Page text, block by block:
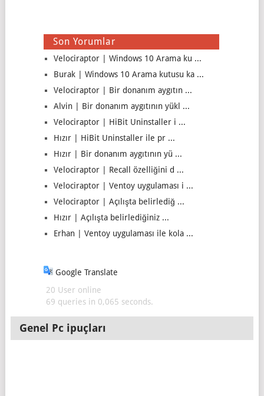
Son Yorumlar
Velociraptor | Windows 10 Arama ku ...
Burak | Windows 10 Arama kutusu ka ...
Velociraptor | Bir donanım aygıtın ...
Alvin | Bir donanım aygıtının yükl ...
Velociraptor | HiBit Uninstaller i ...
Hızır | HiBit Uninstaller ile pr ...
Hızır | Bir donanım aygıtının yü ...
Velociraptor | Recall özelliğini d ...
Velociraptor | Ventoy uygulaması i ...
Velociraptor | Açılışta belirlediğ ...
Hızır | Açılışta belirlediğiniz ...
Erhan | Ventoy uygulaması ile kola ...
Google Translate
20 User online
69 queries in 0,065 seconds.
Genel Pc ipuçları